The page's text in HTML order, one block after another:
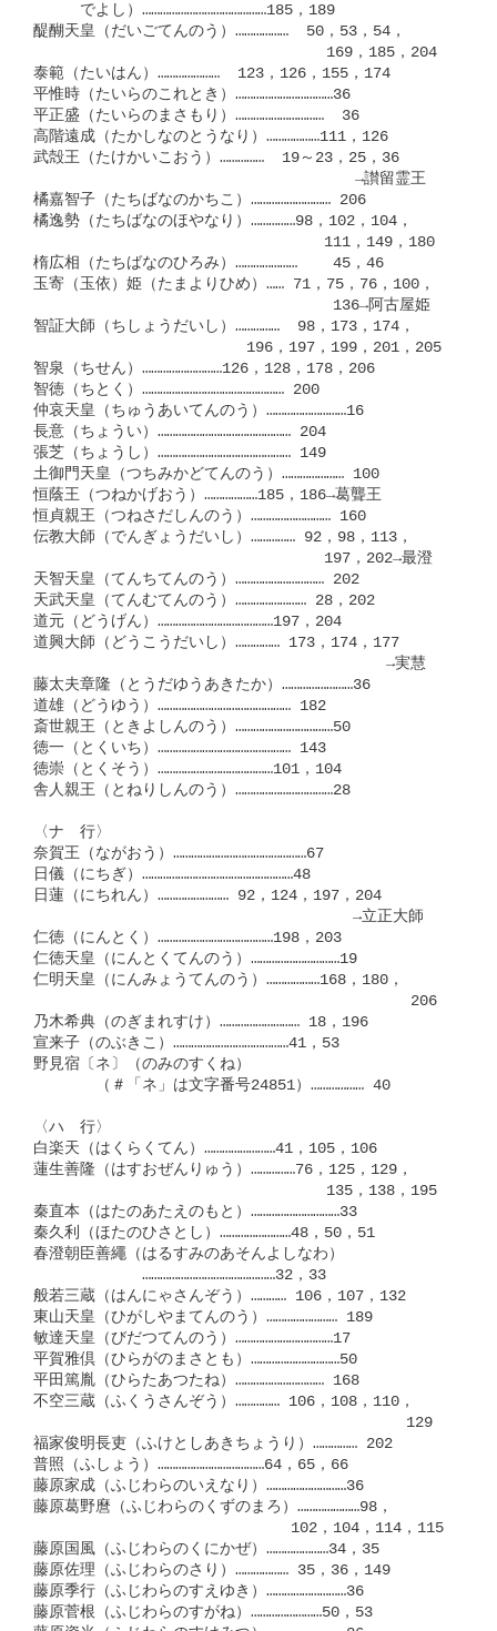
でよし）……………………………………185，189
醍醐天皇（だいごてんのう）………………  50，53，54，
169，185，204
泰範（たいはん）…………………  123，126，155，174
平惟時（たいらのこれとき）……………………………36
平正盛（たいらのまさもり）…………………………  36
高階遠成（たかしなのとうなり）………………111，126
武殻王（たけかいこおう）……………  19～23，25，36
→讃留霊王
橘嘉智子（たちばなのかちこ）……………………… 206
橘逸勢（たちばなのほやなり）……………98，102，104，
111，149，180
楕広相（たちばなのひろみ）…………………    45，46
玉寄（玉依）姫（たまよりひめ）…… 71，75，76，100，
136→阿古屋姫
智証大師（ちしょうだいし）……………  98，173，174，
196，197，199，201，205
智泉（ちせん）………………………126，128，178，206
智徳（ちとく）………………………………………… 200
仲哀天皇（ちゅうあいてんのう）………………………16
長意（ちょうい）……………………………………… 204
張芝（ちょうし）……………………………………… 149
土御門天皇（つちみかどてんのう）………………… 100
恒蔭王（つねかげおう）………………185，186→葛聾王
恒貞親王（つねさだしんのう）……………………… 160
伝教大師（でんぎょうだいし）…………… 92，98，113，
197，202→最澄
天智天皇（てんちてんのう）………………………… 202
天武天皇（てんむてんのう）…………………… 28，202
道元（どうげん）…………………………………197，204
道興大師（どうこうだいし）…………… 173，174，177
→実慧
藤太夫章隆（とうだゆうあきたか）……………………36
道雄（どうゆう）……………………………………… 182
斎世親王（ときよしんのう）……………………………50
徳一（とくいち）……………………………………… 143
徳崇（とくそう）…………………………………101，104
舎人親王（とねりしんのう）……………………………28
〈ナ　行〉
奈賀王（ながおう）………………………………………67
日儀（にちぎ）……………………………………………48
日蓮（にちれん）…………………… 92，124，197，204
→立正大師
仁徳（にんとく）…………………………………198，203
仁徳天皇（にんとくてんのう）…………………………19
仁明天皇（にんみょうてんのう）………………168，180，
206
乃木希典（のぎまれすけ）……………………… 18，196
宣来子（のぶきこ）…………………………………41，53
野見宿〔ネ〕（のみのすくね）
（＃「ネ」は文字番号24851）……………… 40
〈ハ　行〉
白楽天（はくらくてん）……………………41，105，106
蓮生善隆（はすおぜんりゅう）……………76，125，129，
135，138，195
秦直本（はたのあたえのもと）…………………………33
秦久利（ほたのひさとし）……………………48，50，51
春澄朝臣善繩（はるすみのあそんよしなわ）
………………………………………32，33
般若三蔵（はんにゃさんぞう）………… 106，107，132
東山天皇（ひがしやまてんのう）…………………… 189
敏達天皇（びだつてんのう）……………………………17
平賀雅倶（ひらがのまさとも）…………………………50
平田篤胤（ひらたあつたね）………………………… 168
不空三蔵（ふくうさんぞう）…………… 106，108，110，
129
福家俊明長吏（ふけとしあきちょうり）…………… 202
普照（ふしょう）………………………………64，65，66
藤原家成（ふじわらのいえなり）………………………36
藤原葛野麿（ふじわらのくずのまろ）…………………98，
102，104，114，115
藤原国風（ふじわらのくにかぜ）…………………34，35
藤原佐理（ふじわらのさり）……………… 35，36，149
藤原季行（ふじわらのすえゆき）………………………36
藤原菅根（ふじわらのすがね）……………………50，53